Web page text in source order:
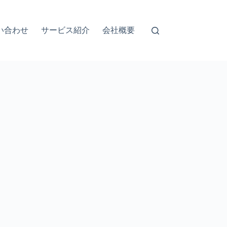
合わせ サービス紹介 会社概要